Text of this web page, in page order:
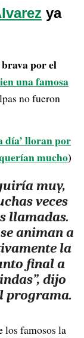
ya
por el
una famosa
no fueron
día’ lloran por
mucho)
muy,
veces
llamadas.
animan a
la
final a
dijo
programa.
los famosos la